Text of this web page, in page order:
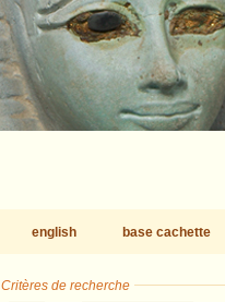
english base cachette
Critères de recherche